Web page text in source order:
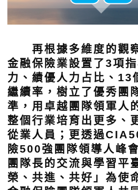
再根據多維度的觀
金融保險業設置了3項
力、績優人力占比、13
繼續率，樹立了優秀團
準，用卓越團隊領軍人
整個行業培育出更多、
從業人員；更透過
險500強團隊領導人峰
團隊長的交流與學習平
榮、共進、共好」為使